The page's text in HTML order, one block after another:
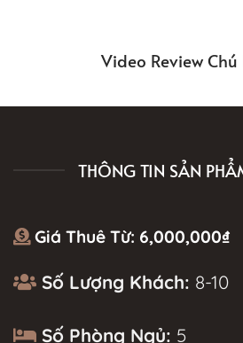
Video Review
THÔNG TIN SẢN
Giá Thuê Từ: 6,000,000₫
Số Lượng Khách: 8-10
Số Phòng Ngủ: 5